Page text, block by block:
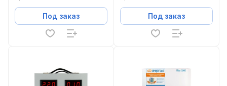
Под заказ Под заказ